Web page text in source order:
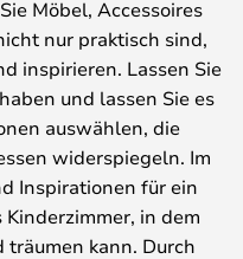
Möbel, Accessoires
nur praktisch sind,
inspirieren. Lassen Sie
und lassen Sie es
auswählen, die
widerspiegeln. Im
Inspirationen für ein
in dem
träumen kann. Durch